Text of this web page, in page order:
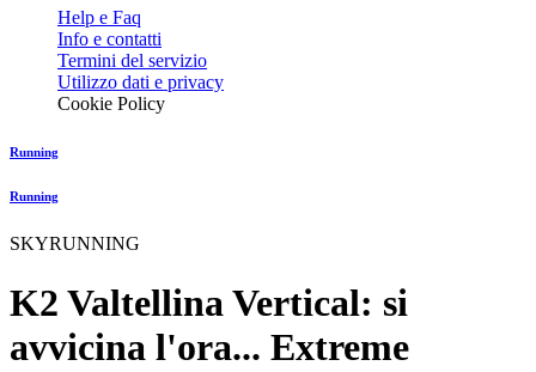
Help e Faq
Info e contatti
Termini del servizio
Utilizzo dati e privacy
Cookie Policy
Running
Running
SKYRUNNING
K2 Valtellina Vertical: si
avvicina l'ora... Extreme